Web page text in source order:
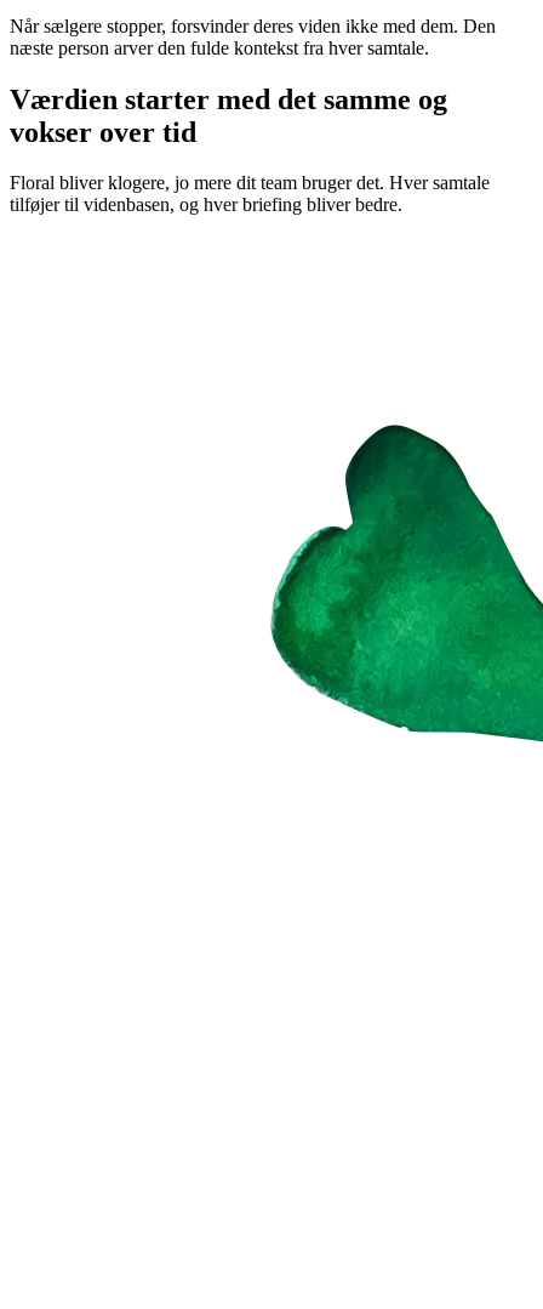
Når sælgere stopper, forsvinder deres viden ikke med dem. Den
næste person arver den fulde kontekst fra hver samtale.
Værdien starter med det samme og
vokser over tid
Floral bliver klogere, jo mere dit team bruger det. Hver samtale
tilføjer til videnbasen, og hver briefing bliver bedre.